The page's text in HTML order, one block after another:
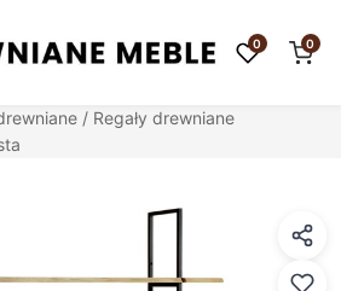
0 0
/ Regały drewniane